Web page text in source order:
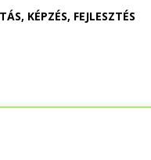
KÉPZÉS, FEJLESZTÉS